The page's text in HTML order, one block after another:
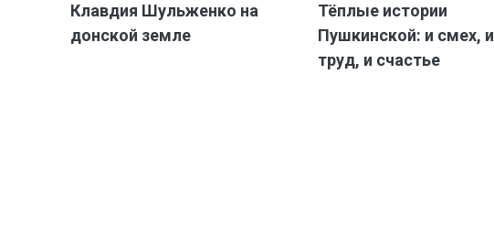
Клавдия Шульженко на
донской земле
Тёплые истории
Пушкинской: и смех, и
труд, и счастье